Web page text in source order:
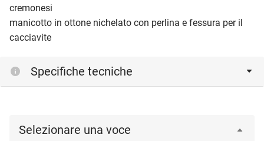
cremonesi
manicotto in ottone nichelato con perlina e fessura per il
cacciavite
Specifiche tecniche
Selezionare una voce